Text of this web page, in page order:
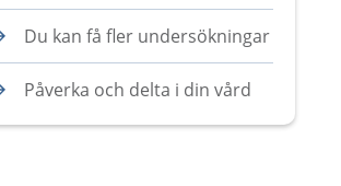
Du kan få fler undersökningar
Påverka och delta i din vård